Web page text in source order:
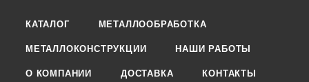
КАТАЛОГ МЕТАЛЛООБРАБОТКА
МЕТАЛЛОКОНСТРУКЦИИ НАШИ РАБОТЫ
О КОМПАНИИ ДОСТАВКА КОНТАКТЫ